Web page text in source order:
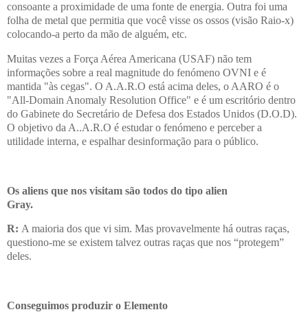
consoante a proximidade de uma fonte de energia. Outra foi uma
folha de metal que permitia que você visse os ossos (visão Raio-x)
colocando-a perto da mão de alguém, etc.
Muitas vezes a Força Aérea Americana (USAF) não tem
informações sobre a real magnitude do fenómeno OVNI e é
mantida "às cegas". O A.A.R.O está acima deles, o AARO é o
"All-Domain Anomaly Resolution Office" e é um escritório dentro
do Gabinete do Secretário de Defesa dos Estados Unidos (D.O.D).
O objetivo da A..A.R.O é estudar o fenómeno e perceber a
utilidade interna, e espalhar desinformação para o público.
Os aliens que nos visitam são todos do tipo alien
Gray.
R: A maioria dos que vi sim. Mas provavelmente há outras raças,
questiono-me se existem talvez outras raças que nos “protegem”
deles.
Conseguimos produzir o Elemento